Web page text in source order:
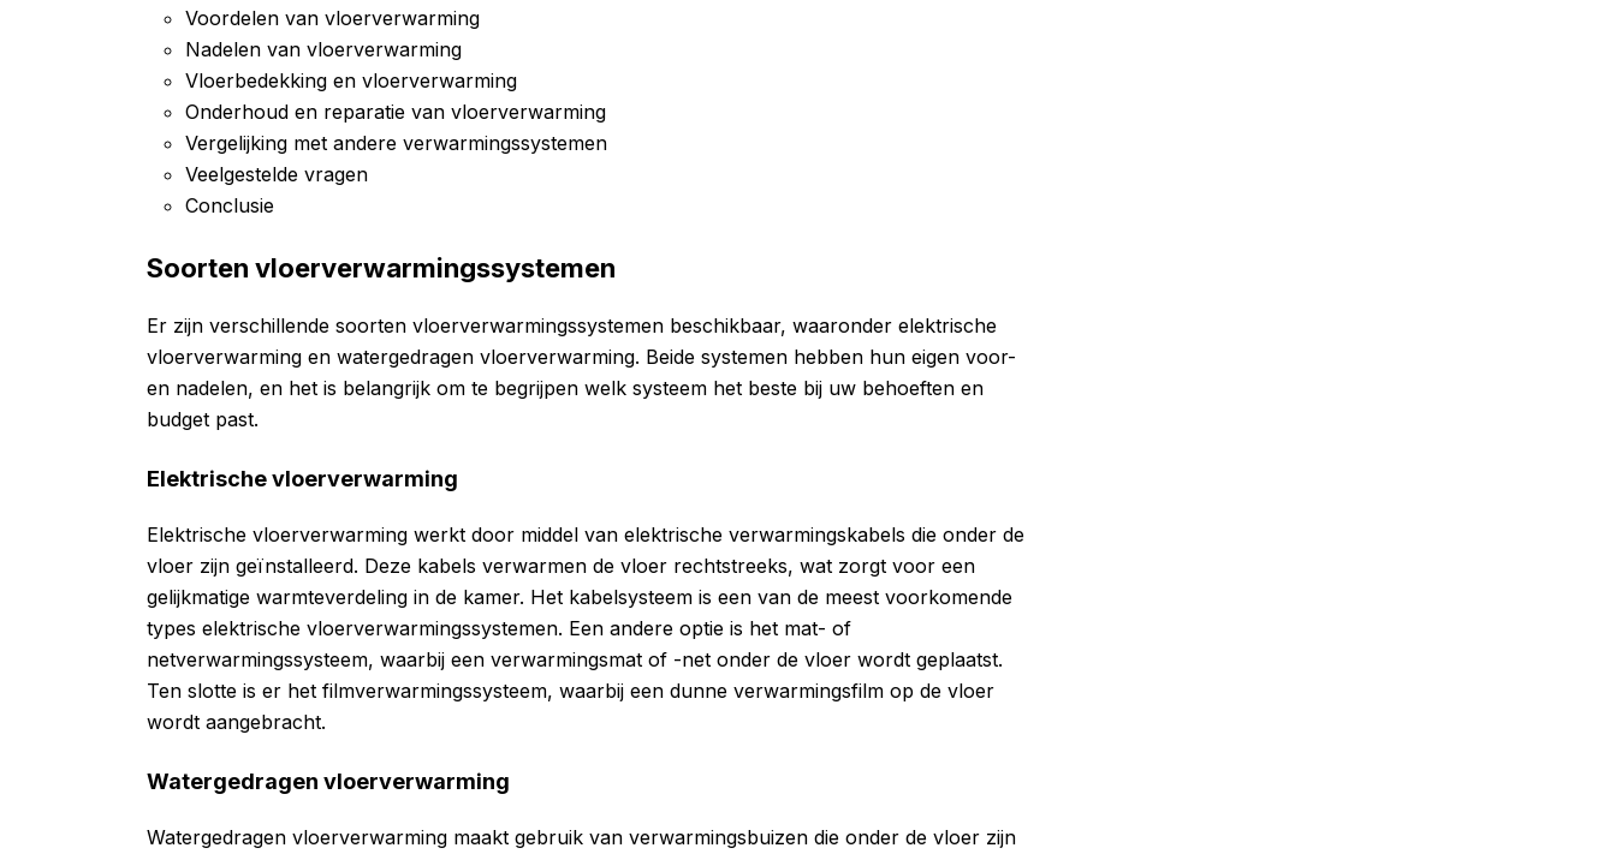
Voordelen van vloerverwarming
Nadelen van vloerverwarming
Vloerbedekking en vloerverwarming
Onderhoud en reparatie van vloerverwarming
Vergelijking met andere verwarmingssystemen
Veelgestelde vragen
Conclusie
Soorten vloerverwarmingssystemen
Er zijn verschillende soorten vloerverwarmingssystemen beschikbaar, waaronder elektrische
vloerverwarming en watergedragen vloerverwarming. Beide systemen hebben hun eigen voor-
en nadelen, en het is belangrijk om te begrijpen welk systeem het beste bij uw behoeften en
budget past.
Elektrische vloerverwarming
Elektrische vloerverwarming werkt door middel van elektrische verwarmingskabels die onder de
vloer zijn geïnstalleerd. Deze kabels verwarmen de vloer rechtstreeks, wat zorgt voor een
gelijkmatige warmteverdeling in de kamer. Het kabelsysteem is een van de meest voorkomende
types elektrische vloerverwarmingssystemen. Een andere optie is het mat- of
netverwarmingssysteem, waarbij een verwarmingsmat of -net onder de vloer wordt geplaatst.
Ten slotte is er het filmverwarmingssysteem, waarbij een dunne verwarmingsfilm op de vloer
wordt aangebracht.
Watergedragen vloerverwarming
Watergedragen vloerverwarming maakt gebruik van verwarmingsbuizen die onder de vloer zijn